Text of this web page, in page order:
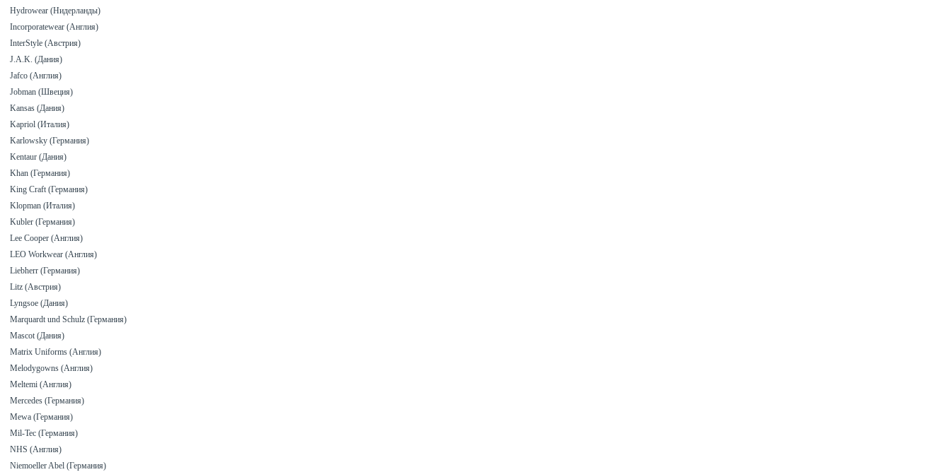
Hydrowear (Нидерланды)
Incorporatewear (Англия)
InterStyle (Австрия)
J.A.K. (Дания)
Jafco (Англия)
Jobman (Швеция)
Kansas (Дания)
Kapriol (Италия)
Karlowsky (Германия)
Kentaur (Дания)
Khan (Германия)
King Craft (Германия)
Klopman (Италия)
Kubler (Германия)
Lee Cooper (Англия)
LEO Workwear (Англия)
Liebherr (Германия)
Litz (Австрия)
Lyngsoe (Дания)
Marquardt und Schulz (Германия)
Mascot (Дания)
Matrix Uniforms (Англия)
Melodygowns (Англия)
Meltemi (Англия)
Mercedes (Германия)
Mewa (Германия)
Mil-Tec (Германия)
NHS (Англия)
Niemoeller Abel (Германия)